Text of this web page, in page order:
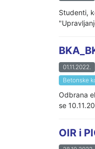
Studenti,
01.11.2022.
Betonske
Odbrana
se
OIR i